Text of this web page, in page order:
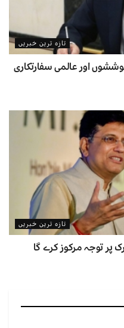
تازہ ترین خبریں
اور عالمی سفارتکاری
تازہ ترین خبریں
پر توجہ مرکوز کرے گا